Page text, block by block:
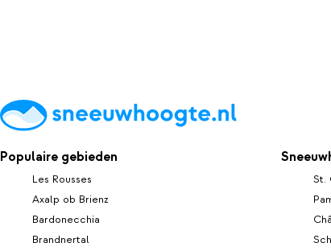
Populaire gebieden
Les Rousses
Axalp ob Brienz
Bardonecchia
Brandnertal
St.